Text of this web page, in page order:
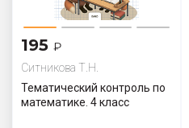
195 ₽
Ситникова Т.Н.
Тематический контроль по
математике. 4 класс